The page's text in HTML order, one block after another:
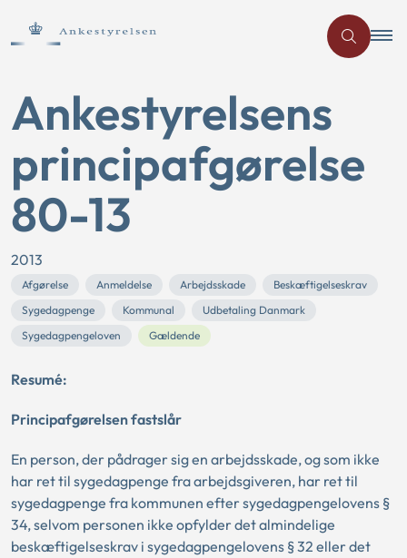
Ankestyrelsens
principafgørelse
80-13
2013
Afgørelse Anmeldelse Arbejdsskade
Beskæftigelseskrav
Sygedagpenge
Kommunal
Udbetaling Danmark
Sygedagpengeloven
Gældende
Resumé:
Principafgørelsen fastslår
En person, der pådrager sig en arbejdsskade, og som ikke
har ret til sygedagpenge fra arbejdsgiveren, har ret til
sygedagpenge fra kommunen efter sygedagpengelovens §
34, selvom personen ikke opfylder det almindelige
beskæftigelseskrav i sygedagpengelovens § 32 eller det